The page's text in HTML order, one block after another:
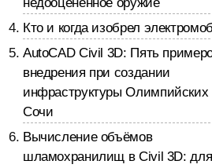
Кто и когда изобрел
AutoCAD Civil 3D: Пять
внедрения при создании
инфраструктуры Олимпийских
Сочи
Вычисление объёмов
шламохранилищ в Civil 3D: